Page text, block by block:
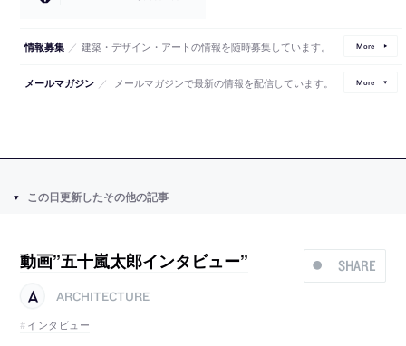
情報募集 ／ 建築・デザイン・アートの情報を随時募集しています。 More
メールマガジン ／ メールマガジンで最新の情報を配信しています。 More
この日更新したその他の記事
SHARE
動画”五十嵐太郎インタビュー”
ARCHITECTURE
インタビュー